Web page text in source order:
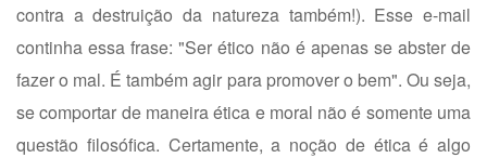
contra a destruição da natureza também!). Esse e-mail
continha essa frase: "Ser ético não é apenas se abster de
fazer o mal. É também agir para promover o bem". Ou seja,
se comportar de maneira ética e moral não é somente uma
questão filosófica. Certamente, a noção de ética é algo